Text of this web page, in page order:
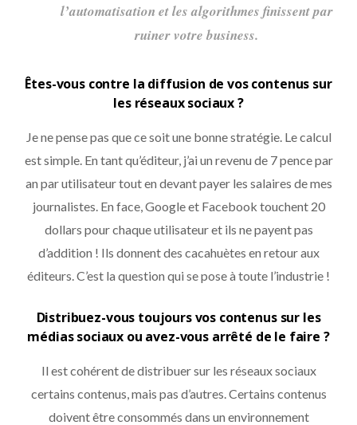
l’automatisation et les algorithmes finissent par
ruiner votre business.
Êtes-vous contre la diffusion de vos contenus sur
les réseaux sociaux ?
Je ne pense pas que ce soit une bonne stratégie. Le calcul
est simple. En tant qu’éditeur, j’ai un revenu de 7 pence par
an par utilisateur tout en devant payer les salaires de mes
journalistes. En face, Google et Facebook touchent 20
dollars pour chaque utilisateur et ils ne payent pas
d’addition ! Ils donnent des cacahuètes en retour aux
éditeurs. C’est la question qui se pose à toute l’industrie !
Distribuez-vous toujours vos contenus sur les
médias sociaux ou avez-vous arrêté de le faire ?
Il est cohérent de distribuer sur les réseaux sociaux
certains contenus, mais pas d’autres. Certains contenus
doivent être consommés dans un environnement